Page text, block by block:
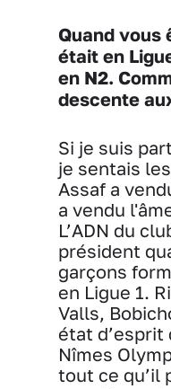
Quand vous
était en
en N2.
descente
Si je suis
je sentais
Assaf a
a vendu
L’ADN du
président
garçons
en Ligue 1.
Valls,
état d’esprit
Nîmes
tout ce qu’il